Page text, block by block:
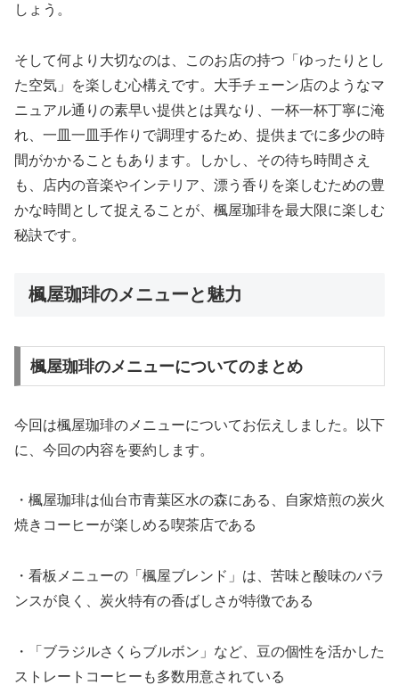
しょう。
そして何より大切なのは、このお店の持つ「ゆったりとし
た空気」を楽しむ心構えです。大手チェーン店のようなマ
ニュアル通りの素早い提供とは異なり、一杯一杯丁寧に淹
れ、一皿一皿手作りで調理するため、提供までに多少の時
間がかかることもあります。しかし、その待ち時間さえ
も、店内の音楽やインテリア、漂う香りを楽しむための豊
かな時間として捉えることが、楓屋珈琲を最大限に楽しむ
秘訣です。
楓屋珈琲のメニューと魅力
楓屋珈琲のメニューについてのまとめ
今回は楓屋珈琲のメニューについてお伝えしました。以下
に、今回の内容を要約します。
・楓屋珈琲は仙台市青葉区水の森にある、自家焙煎の炭火
焼きコーヒーが楽しめる喫茶店である
・看板メニューの「楓屋ブレンド」は、苦味と酸味のバラ
ンスが良く、炭火特有の香ばしさが特徴である
・「ブラジルさくらブルボン」など、豆の個性を活かした
ストレートコーヒーも多数用意されている